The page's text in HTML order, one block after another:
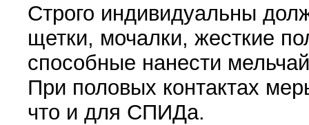
Строго индивидуальны
щетки, мочалки, жесткие
способные нанести
При половых контактах
что и для СПИДа.